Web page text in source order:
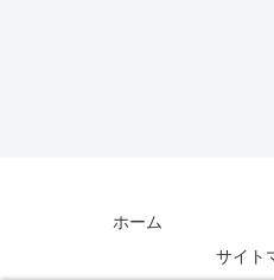
ホーム
サイト